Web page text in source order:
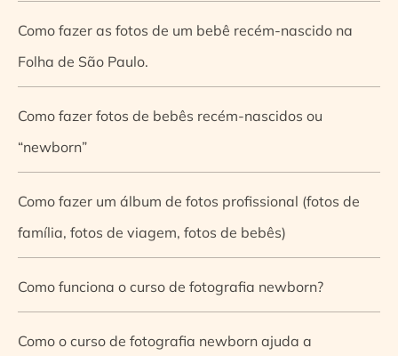
Como fazer as fotos de um bebê recém-nascido na
Folha de São Paulo.
Como fazer fotos de bebês recém-nascidos ou
“newborn”
Como fazer um álbum de fotos profissional (fotos de
família, fotos de viagem, fotos de bebês)
Como funciona o curso de fotografia newborn?
Como o curso de fotografia newborn ajuda a